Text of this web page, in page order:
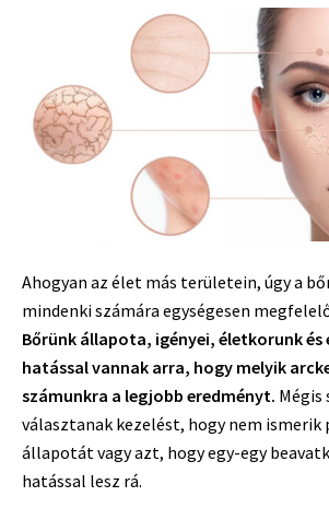
Ahogyan az élet más területein, úgy a
mindenki számára egységesen
Bőrünk állapota, igényei, életkorunk
hatással vannak arra, hogy melyik
számunkra a legjobb eredményt. Mégis
választanak kezelést, hogy nem ismerik
állapotát vagy azt, hogy egy-egy
hatással lesz rá.